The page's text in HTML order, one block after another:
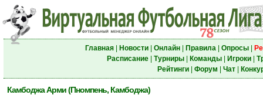
Главная| Новости| Онлайн| Правила| Опросы|
Расписание| Турниры| Команды| Игроки|
Рейтинги| Форум Чат|
Камбоджа Арми (Пномпень, Камбоджа)